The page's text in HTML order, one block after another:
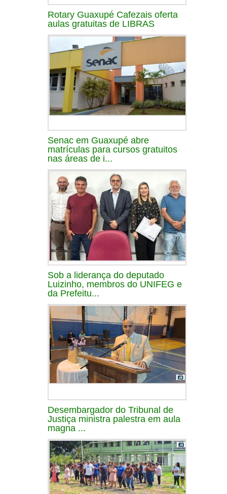
Rotary Guaxupé Cafezais oferta
aulas gratuitas de LIBRAS
Senac em Guaxupé abre
matrículas para cursos gratuitos
nas áreas de i...
Sob a liderança do deputado
Luizinho, membros do UNIFEG e
da Prefeitu...
Desembargador do Tribunal de
Justiça ministra palestra em aula
magna ...